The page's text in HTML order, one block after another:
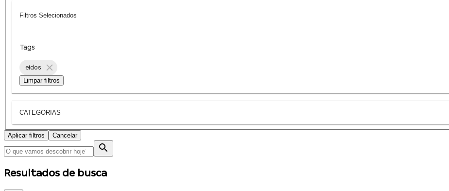
Filtros Selecionados
Tags
eidos
Limpar filtros
CATEGORIAS
Aplicar filtros Cancelar
Resultados de busca